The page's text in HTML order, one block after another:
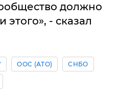
должно
этого», - сказал
ООС (АТО) СНБО